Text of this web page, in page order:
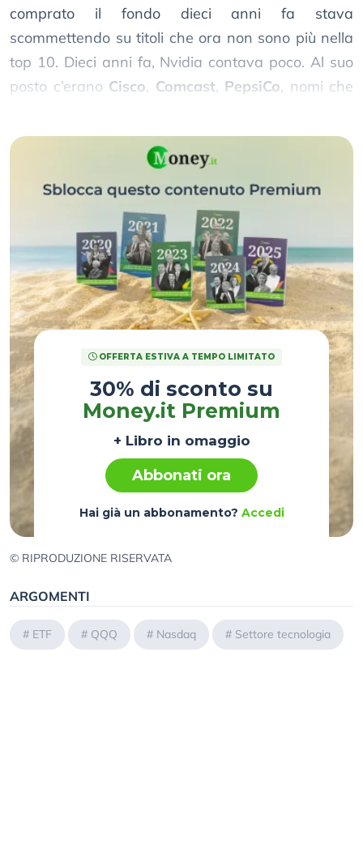
comprato il fondo dieci anni fa stava
scommettendo su titoli che ora non sono più nella
top 10. Dieci anni fa, Nvidia contava poco. Al suo
posto c’erano Cisco, Comcast, PepsiCo, nomi che
OFFERTA ESTIVA A TEMPO LIMITATO
30% di sconto su
Money.it Premium
+ Libro in omaggio
Abbonati ora
Hai già un abbonamento? Accedi
© RIPRODUZIONE RISERVATA
ARGOMENTI
# ETF # QQQ # Nasdaq # Settore tecnologia